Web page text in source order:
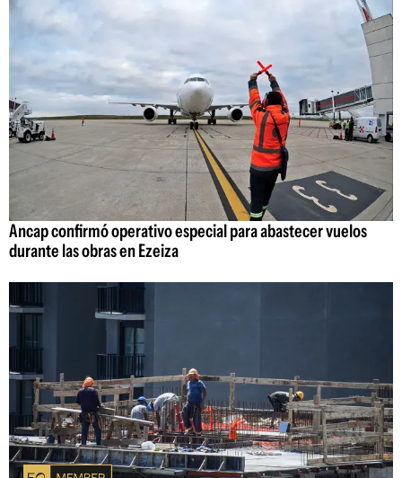
Ancap confirmó operativo especial para abastecer vuelos
durante las obras en Ezeiza